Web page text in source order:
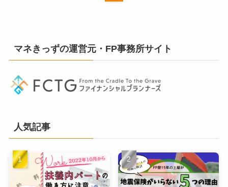
マネきっずの運営元・FP事務所サイト
人気記事